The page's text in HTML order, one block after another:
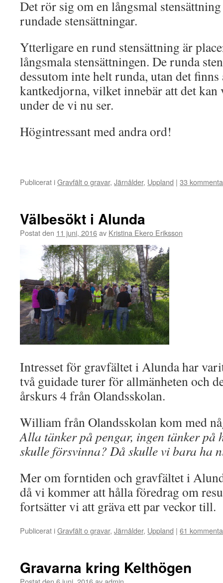
Det rör sig om en långsmal
rundade stensättningar.
Ytterligare en rund stensättning är
långsmala stensättningen. De runda
dessutom inte helt runda, utan det
kantkedjorna, vilket innebär att det kan
under de vi nu ser.
Högintressant med andra ord!
Publicerat iGravfält o gravar, Järnålder, Uppland | 33
Välbesökt i Alunda
Postat den 11 juni, 2016av Kristina Ekero Eriksson
Intresset för gravfältet i Alunda har
två guidade turer för allmänheten och
årskurs 4 från Olandsskolan.
William från Olandsskolan kom med
Alla tänker på pengar, ingen tänker på
skulle försvinna? Då skulle vi bara ha
Mer om forntiden och gravfältet i
då vi kommer att hålla föredrag om
fortsätter vi att gräva ett par veckor till.
Publicerat iGravfält o gravar, Järnålder, Uppland | 61
Gravarna kring Kelthögen